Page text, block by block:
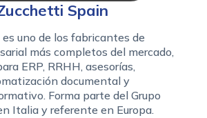
Spain
uno de los fabricantes de
más completos del mercado,
ERP, RRHH, asesorías,
documental y
Forma parte del Grupo
Italia y referente en Europa.